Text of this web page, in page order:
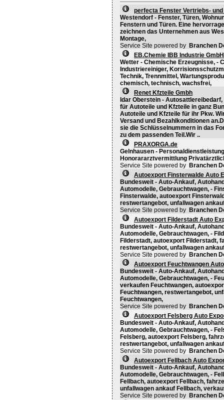
perfecta Fenster Vertriebs- und
Westendorf - Fenster, Türen,
Fenstern und Türen. Eine
zeichnen das Unternehmen aus
Montage,
Service Site powered by Branchen
EB.Chemie IBB Industrie GmbH
Wetter - Chemische Erzeugnisse, -
Industriereiniger,
Technik, Trennmittel,
chemisch, technisch, wachsfrei,
Renet Kfzteile Gmbh
Idar Oberstein -
für Autoteile und Kfzteile in ganz
Autoteile und Kfzteile für ihr Pkw.
Versand und Bezahlkonditionen
sie die Schlüsselnummern in das
zu dem passenden Teil.Wir ..
PRAXORGA.de
Gelnhausen -
Honorararztvermittlung
Service Site powered by Branchen
Autoexport Finsterwalde Auto
Bundesweit - Auto-Ankauf,
Automodelle, Gebrauchtwagen, -
Finsterwalde, autoexport
restwertangebot, unfallwagen
Service Site powered by Branchen
Autoexport Filderstadt Auto
Bundesweit - Auto-Ankauf,
Automodelle, Gebrauchtwagen, -
Filderstadt, autoexport Filderstadt,
restwertangebot, unfallwagen
Service Site powered by Branchen
Autoexport Feuchtwangen
Bundesweit - Auto-Ankauf,
Automodelle, Gebrauchtwagen, -
verkaufen Feuchtwangen,
Feuchtwangen, restwertangebot,
Feuchtwangen,
Service Site powered by Branchen
Autoexport Felsberg Auto
Bundesweit - Auto-Ankauf,
Automodelle, Gebrauchtwagen, -
Felsberg, autoexport Felsberg,
restwertangebot, unfallwagen
Service Site powered by Branchen
Autoexport Fellbach Auto
Bundesweit - Auto-Ankauf,
Automodelle, Gebrauchtwagen, -
Fellbach, autoexport Fellbach,
unfallwagen ankauf Fellbach,
Service Site powered by Branchen